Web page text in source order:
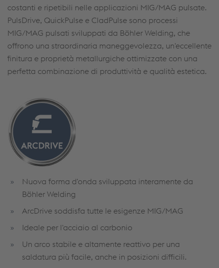
costanti e ripetibili nelle applicazioni MIG/MAG pulsate.
PulsDrive, QuickPulse e CladPulse sono processi
MIG/MAG pulsati sviluppati da Böhler Welding, che
offrono una straordinaria maneggevolezza, un'eccellente
finitura e proprietà metallurgiche ottimizzate con una
perfetta combinazione di produttività e qualità estetica.
Nuova forma d'onda sviluppata interamente da
Böhler Welding
ArcDrive soddisfa tutte le esigenze MIG/MAG
Ideale per l'acciaio al carbonio
Un arco stabile e altamente reattivo per una
saldatura più facile, anche in posizioni difficili.